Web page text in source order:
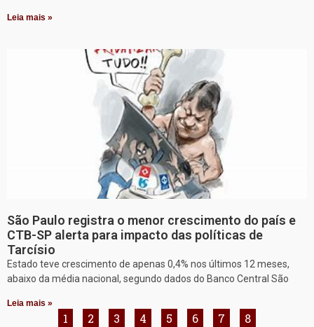
Leia mais »
São Paulo registra o menor crescimento do país e
CTB-SP alerta para impacto das políticas de
Tarcísio
Estado teve crescimento de apenas 0,4% nos últimos 12 meses,
abaixo da média nacional, segundo dados do Banco Central São
Leia mais »
1 2 3 4 5 6 7 8